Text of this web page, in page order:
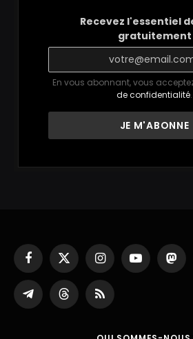
Recevez l'essentiel
gratuitement
En vous abonnant, vous
de confidentialité.
Facebook
X
(Twitter)
InstagramYouTube
Partager
sur
ThreadsRSS